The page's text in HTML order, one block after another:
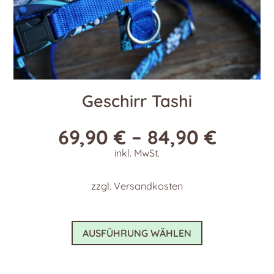
Geschirr Tashi
69,90€ – 84,90€
inkl. MwSt.
zzgl. Versandkosten
AUSFÜHRUNG WÄHLEN
Dieses
weist